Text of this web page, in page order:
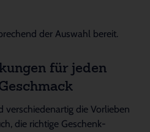
der Auswahl bereit.
für jeden
verschiedenartig die Vorlieben
die richtige Geschenk-